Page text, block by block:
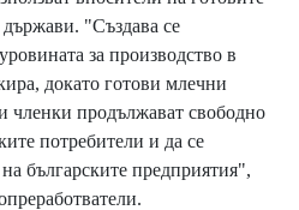
"Създава се
за производство в
докато готови млечни
членки продължават свободно
потребители и да се
българските предприятия",